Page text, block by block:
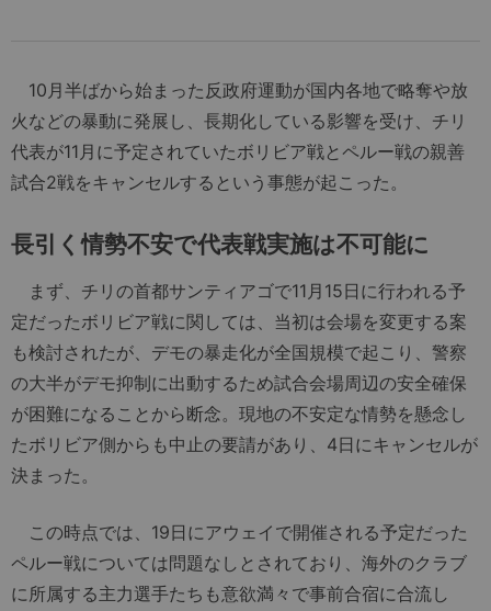
10月半ばから始まった反政府運動が国内各地で略奪や放
火などの暴動に発展し、長期化している影響を受け、チリ
代表が11月に予定されていたボリビア戦とペルー戦の親善
試合2戦をキャンセルするという事態が起こった。
長引く情勢不安で代表戦実施は不可能に
まず、チリの首都サンティアゴで11月15日に行われる予
定だったボリビア戦に関しては、当初は会場を変更する案
も検討されたが、デモの暴走化が全国規模で起こり、警察
の大半がデモ抑制に出動するため試合会場周辺の安全確保
が困難になることから断念。現地の不安定な情勢を懸念し
たボリビア側からも中止の要請があり、4日にキャンセルが
決まった。
この時点では、19日にアウェイで開催される予定だった
ペルー戦については問題なしとされており、海外のクラブ
に所属する主力選手たちも意欲満々で事前合宿に合流し